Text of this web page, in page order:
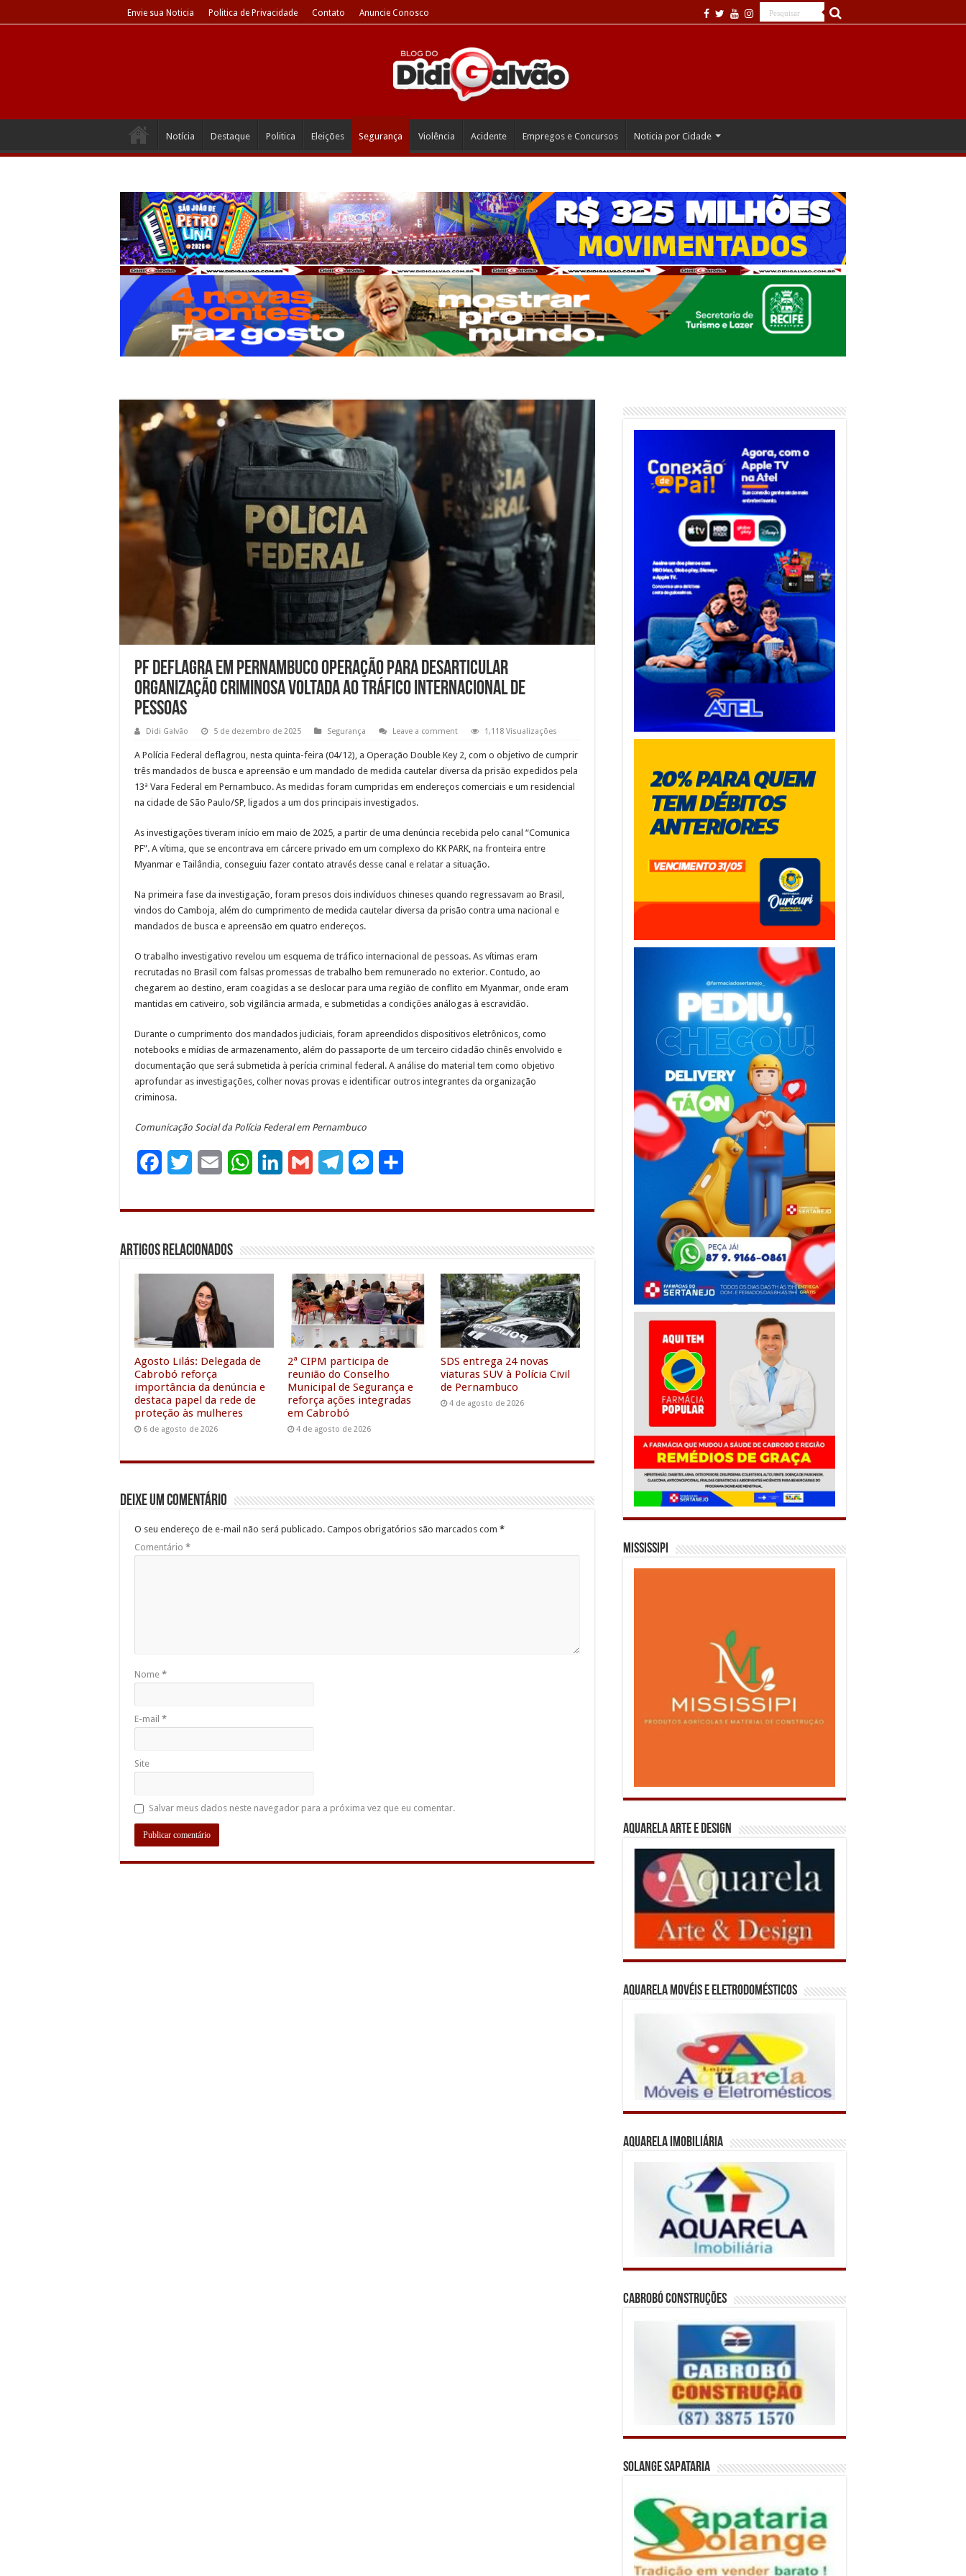
Envie sua Noticia Politica de Privacidade Contato Anuncie Conosco
Notícia Destaque Politica Eleições Segurança Violência Acidente Empregos e Concursos Noticia por Cidade
PF deflagra em Pernambuco operação para desarticular
organização criminosa voltada ao tráfico internacional de
pessoas
Didi Galvão 5 de dezembro de 2025 Segurança Leave a comment 1,118 Visualizações
A Polícia Federal deflagrou, nesta quinta-feira (04/12), a Operação Double Key 2, com o objetivo de cumprir
três mandados de busca e apreensão e um mandado de medida cautelar diversa da prisão expedidos pela
13ª Vara Federal em Pernambuco. As medidas foram cumpridas em endereços comerciais e um residencial
na cidade de São Paulo/SP, ligados a um dos principais investigados.
As investigações tiveram início em maio de 2025, a partir de uma denúncia recebida pelo canal “Comunica
PF”. A vítima, que se encontrava em cárcere privado em um complexo do KK PARK, na fronteira entre
Myanmar e Tailândia, conseguiu fazer contato através desse canal e relatar a situação.
Na primeira fase da investigação, foram presos dois indivíduos chineses quando regressavam ao Brasil,
vindos do Camboja, além do cumprimento de medida cautelar diversa da prisão contra uma nacional e
mandados de busca e apreensão em quatro endereços.
O trabalho investigativo revelou um esquema de tráfico internacional de pessoas. As vítimas eram
recrutadas no Brasil com falsas promessas de trabalho bem remunerado no exterior. Contudo, ao
chegarem ao destino, eram coagidas a se deslocar para uma região de conflito em Myanmar, onde eram
mantidas em cativeiro, sob vigilância armada, e submetidas a condições análogas à escravidão.
Durante o cumprimento dos mandados judiciais, foram apreendidos dispositivos eletrônicos, como
notebooks e mídias de armazenamento, além do passaporte de um terceiro cidadão chinês envolvido e
documentação que será submetida à perícia criminal federal. A análise do material tem como objetivo
aprofundar as investigações, colher novas provas e identificar outros integrantes da organização
criminosa.
Comunicação Social da Polícia Federal em Pernambuco
c
b
k
i
t
e
r
a
l
a
s
n
e
a
l
l
g
r
a
m
s
e
n
g
r
a
e
Artigos Relacionados
Agosto Lilás: Delegada de
Cabrobó reforça
importância da denúncia e
destaca papel da rede de
proteção às mulheres
6 de agosto de 2026
2ª CIPM participa de
reunião do Conselho
Municipal de Segurança e
reforça ações integradas
em Cabrobó
4 de agosto de 2026
SDS entrega 24 novas
viaturas SUV à Polícia Civil
de Pernambuco
4 de agosto de 2026
Deixe um comentário
O seu endereço de e-mail não será publicado. Campos obrigatórios são marcados com *
Comentário *
Nome *
E-mail *
Site
Salvar meus dados neste navegador para a próxima vez que eu comentar.
Mississipi
Aquarela Arte e Design
Aquarela Movéis e Eletrodomésticos
Aquarela Imobiliária
Cabrobó Construções
Solange Sapataria